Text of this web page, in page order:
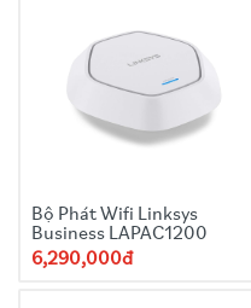
Bộ Phát Wifi Linksys
Business LAPAC1200
6,290,000đ